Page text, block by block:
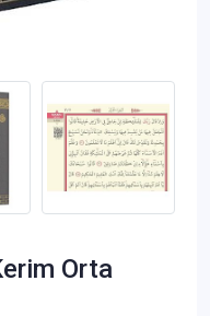
Orta